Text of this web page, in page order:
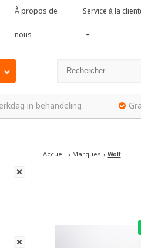
À propos de
nous
Service à la
in behandeling
Accueil Marques Wolf